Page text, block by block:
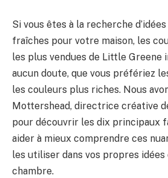
Si vous êtes à la recherche
fraîches pour votre maison, les
les plus vendues de Little Greene
aucun doute, que vous préfériez
les couleurs plus riches. Nous
Mottershead, directrice créative
pour découvrir les dix principaux
aider à mieux comprendre ces
les utiliser dans vos propres idées
chambre.